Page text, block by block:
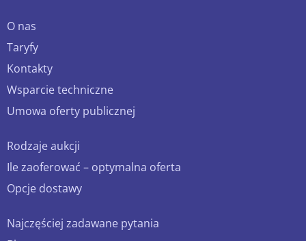
O nas
Taryfy
Kontakty
Wsparcie techniczne
Umowa oferty publicznej
Rodzaje aukcji
Ile zaoferować – optymalna oferta
Opcje dostawy
Najczęściej zadawane pytania